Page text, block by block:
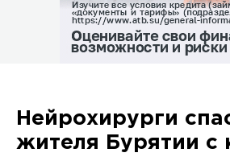
Нейрохирурги
жителя Бурятии с